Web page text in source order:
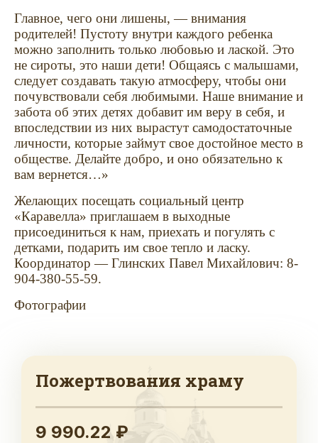
Главное, чего они лишены, — внимания
родителей! Пустоту внутри каждого ребенка
можно заполнить только любовью и лаской. Это
не сироты, это наши дети! Общаясь с малышами,
следует создавать такую атмосферу, чтобы они
почувствовали себя любимыми. Наше внимание и
забота об этих детях добавит им веру в себя, и
впоследствии из них вырастут самодостаточные
личности, которые займут свое достойное место в
обществе. Делайте добро, и оно обязательно к
вам вернется…»
Желающих посещать социальный центр
«Каравелла» приглашаем в выходные
присоединиться к нам, приехать и погулять с
детками, подарить им свое тепло и ласку.
Координатор — Глинских Павел Михайлович: 8-
904-380-55-59.
Фотографии
Пожертвования храму
9 990.22 ₽